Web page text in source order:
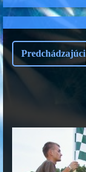
Predchádzajúci